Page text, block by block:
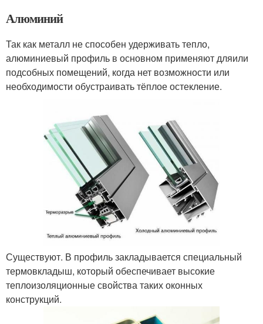
Алюминий
Так как металл не способен удерживать тепло,
алюминиевый профиль в основном применяют дляили
подсобных помещений, когда нет возможности или
необходимости обустраивать тёплое остекление.
Существуют. В профиль закладывается специальный
термовкладыш, который обеспечивает высокие
теплоизоляционные свойства таких оконных
конструкций.